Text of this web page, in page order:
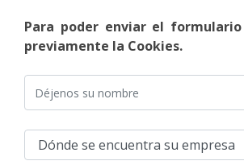
Para poder enviar el
previamente la Cookies.